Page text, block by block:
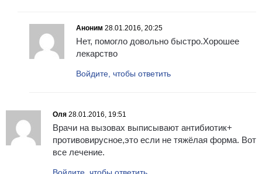
Аноним 28.01.2016, 20:25
Нет, помогло довольно быстро.Хорошее
лекарство
Войдите, чтобы ответить
Оля 28.01.2016, 19:51
Врачи на вызовах выписывают антибиотик+
противовирусное,это если не тяжёлая форма. Вот
все лечение.